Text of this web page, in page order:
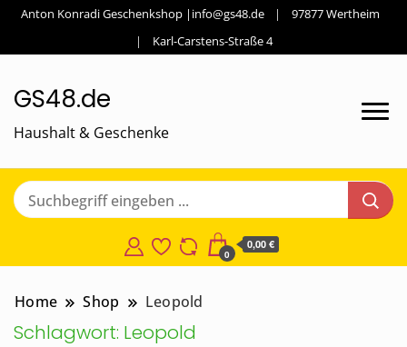
Anton Konradi Geschenkshop |info@gs48.de
97877 Wertheim
Karl-Carstens-Straße 4
GS48.de
Haushalt & Geschenke
0
0,00 €
Home Shop Leopold
Schlagwort: Leopold